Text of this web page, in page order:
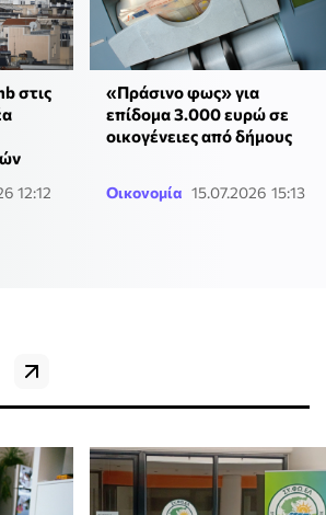
στις
12:12
«Πράσινο φως» για
επίδομα 3.000 ευρώ σε
οικογένειες από δήμους
Οικονομία 15.07.2026 15:13